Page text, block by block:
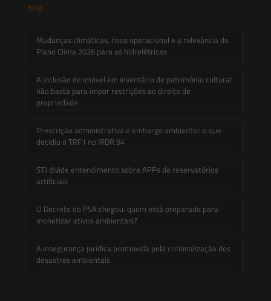
Blog
Mudanças climáticas, risco operacional e a relevância do
Plano Clima 2026 para as hidrelétricas
A inclusão de imóvel em inventário de patrimônio cultural
não basta para impor restrições ao direito de
propriedade:
Prescrição administrativa e embargo ambiental: o que
decidiu o TRF1 no IRDR 94
STJ divide entendimento sobre APPs de reservatórios
artificiais
O Decreto do PSA chegou: quem está preparado para
monetizar ativos ambientais?
A insegurança jurídica promovida pela criminalização dos
desastres ambientais